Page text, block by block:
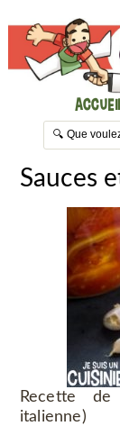
Sauces
Recette
italienne)